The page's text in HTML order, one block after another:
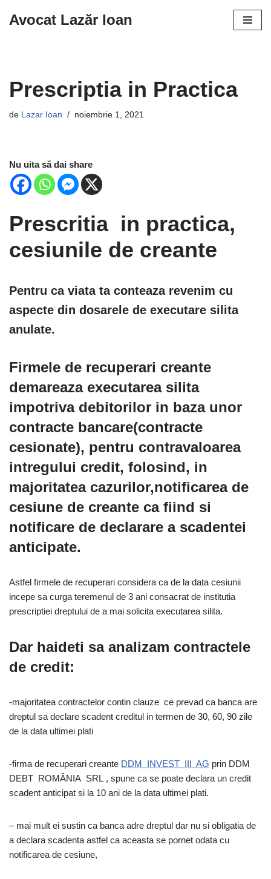
Avocat Lazăr Ioan
Prescriptia in Practica
de Lazar Ioan noiembrie 1, 2021
Nu uita să dai share
Prescritia in practica,
cesiunile de creante
Pentru ca viata ta conteaza revenim cu
aspecte din dosarele de executare silita
anulate.
Firmele de recuperari creante
demareaza executarea silita
impotriva debitorilor in baza unor
contracte bancare(contracte
cesionate), pentru contravaloarea
intregului credit, folosind, in
majoritatea cazurilor,notificarea de
cesiune de creante ca fiind si
notificare de declarare a scadentei
anticipate.
Astfel firmele de recuperari considera ca de la data cesiunii
incepe sa curga teremenul de 3 ani consacrat de institutia
prescriptiei dreptului de a mai solicita executarea silita.
Dar haideti sa analizam contractele
de credit:
-majoritatea contractelor contin clauze ce prevad ca banca are
dreptul sa declare scadent creditul in termen de 30, 60, 90 zile
de la data ultimei plati
-firma de recuperari creante DDM INVEST III AG prin DDM
DEBT ROMÂNIA SRL , spune ca se poate declara un credit
scadent anticipat si la 10 ani de la data ultimei plati.
– mai mult ei sustin ca banca adre dreptul dar nu si obligatia de
a declara scadenta astfel ca aceasta se pornet odata cu
notificarea de cesiune,